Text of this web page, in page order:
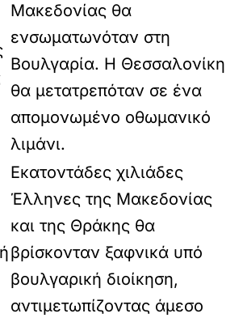
Μακεδονίας θα
ενσωματωνόταν στη
Βουλγαρία. Η Θεσσαλονίκη
θα μετατρεπόταν σε ένα
απομονωμένο οθωμανικό
λιμάνι.
Εκατοντάδες χιλιάδες
Έλληνες της Μακεδονίας
και της Θράκης θα
βρίσκονταν ξαφνικά υπό
βουλγαρική διοίκηση,
αντιμετωπίζοντας άμεσο